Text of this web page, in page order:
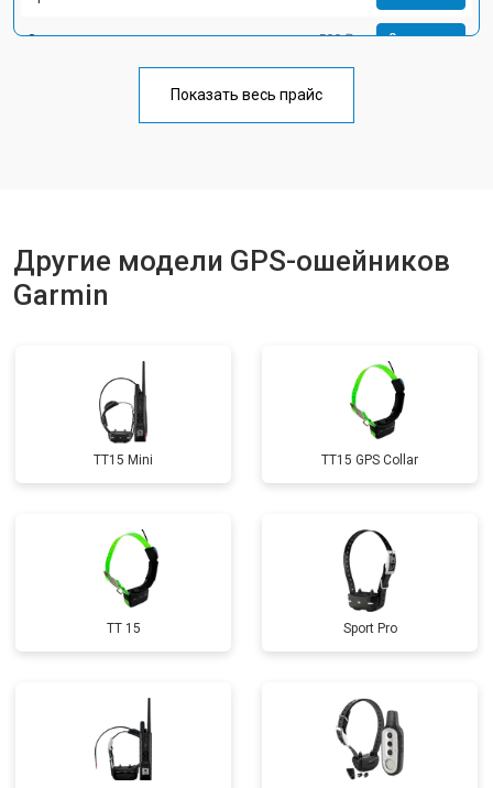
Замена кнопок от 500 ₽ Заказать
Показать весь прайс
Другие модели GPS-ошейников
Garmin
TT15 Mini TT15 GPS Collar
TT 15 Sport Pro